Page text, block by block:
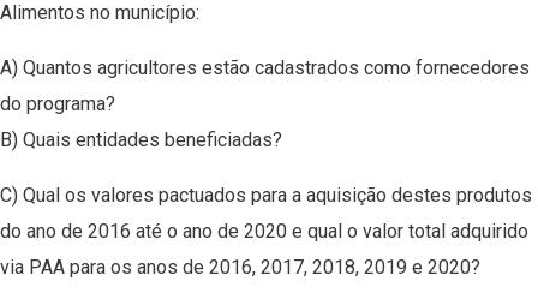
Alimentos no município:
A) Quantos agricultores estão cadastrados como fornecedores
do programa?
B) Quais entidades beneficiadas?
C) Qual os valores pactuados para a aquisição destes produtos
do ano de 2016 até o ano de 2020 e qual o valor total adquirido
via PAA para os anos de 2016, 2017, 2018, 2019 e 2020?